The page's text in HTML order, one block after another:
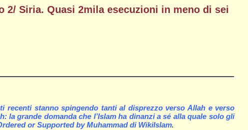
Siria. Quasi 2mila esecuzioni in meno di sei
recenti stanno spingendo tanti al disprezzo verso Allah e verso
la grande domanda che l’Islam ha dinanzi a sé alla quale solo gli
or Supported by Muhammad di WikiIslam.